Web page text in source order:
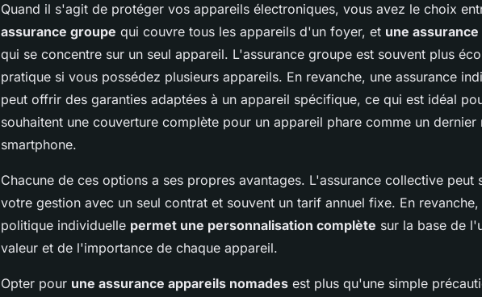
Quand il s'agit de protéger vos appareils électroniques, vous avez le choix
assurance groupe qui couvre tous les appareils d'un foyer, et une
qui se concentre sur un seul appareil. L'assurance groupe est souvent plus
pratique si vous possédez plusieurs appareils. En revanche, une assurance
peut offrir des garanties adaptées à un appareil spécifique, ce qui est idéal
souhaitent une couverture complète pour un appareil phare comme un dernier
smartphone.
Chacune de ces options a ses propres avantages. L'assurance collective peut
votre gestion avec un seul contrat et souvent un tarif annuel fixe. En revanche,
politique individuelle permet une personnalisation complète sur la base de
valeur et de l'importance de chaque appareil.
Opter pour une assurance appareils nomades est plus qu'une simple